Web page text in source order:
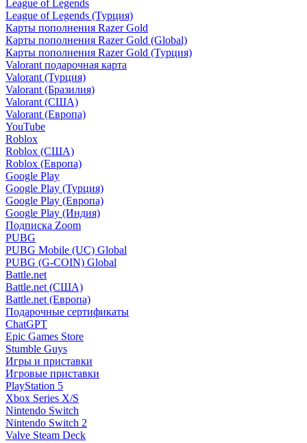
League of Legends
League of Legends (Турция)
Карты пополнения Razer Gold
Карты пополнения Razer Gold (Global)
Карты пополнения Razer Gold (Турция)
Valorant подарочная карта
Valorant (Турция)
Valorant (Бразилия)
Valorant (США)
Valorant (Европа)
YouTube
Roblox
Roblox (США)
Roblox (Европа)
Google Play
Google Play (Турция)
Google Play (Европа)
Google Play (Индия)
Подписка Zoom
PUBG
PUBG Mobile (UC) Global
PUBG (G-COIN) Global
Battle.net
Battle.net (США)
Battle.net (Европа)
Подарочные сертификаты
ChatGPT
Epic Games Store
Stumble Guys
Игры и приставки
Игровые приставки
PlayStation 5
Xbox Series X/S
Nintendo Switch
Nintendo Switch 2
Valve Steam Deck